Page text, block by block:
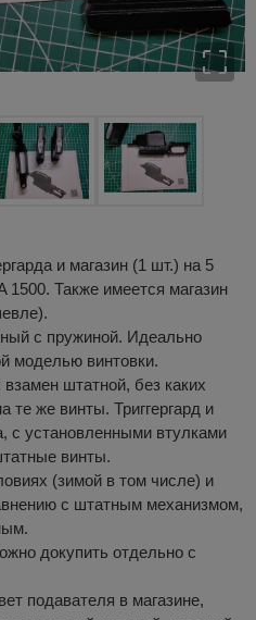
и магазин (1 шт.) на 5
1500. Также имеется магазин
с пружиной. Идеально
моделью винтовки.
взамен штатной, без каких
те же винты. Триггергард и
с установленными втулками
винты.
(зимой в том числе) и
с штатным механизмом,
докупить отдельно с
подавателя в магазине,